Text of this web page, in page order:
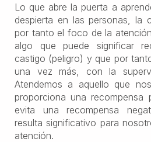
Lo que abre la puerta a
despierta en las personas, la
por tanto el foco de la
algo que puede significar
castigo (peligro) y que por
una vez más, con la
Atendemos a aquello que
proporciona una
evita una recompensa
resulta significativo para
atención.